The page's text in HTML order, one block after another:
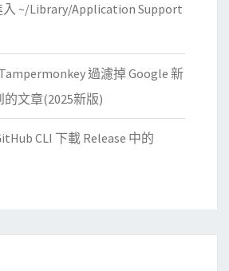
入 ~/Library/Application Support
過濾掉 Google 新
文章(2025新版)
CLI 下載 Release 中的